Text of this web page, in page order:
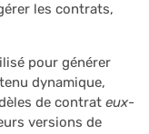
les contrats,
pour générer
dynamique,
de contrat eux-
versions de